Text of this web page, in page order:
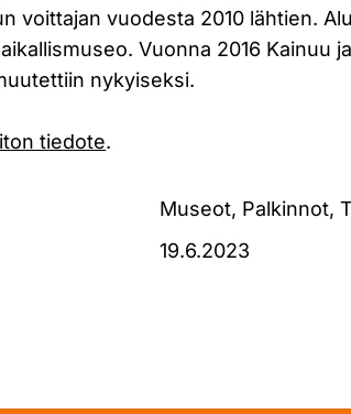
voittajan vuodesta 2010 lähtien.
Vuonna 2016 Kainuu
nykyiseksi.
tiedote.
Museot, Palkinnot,
19.6.2023